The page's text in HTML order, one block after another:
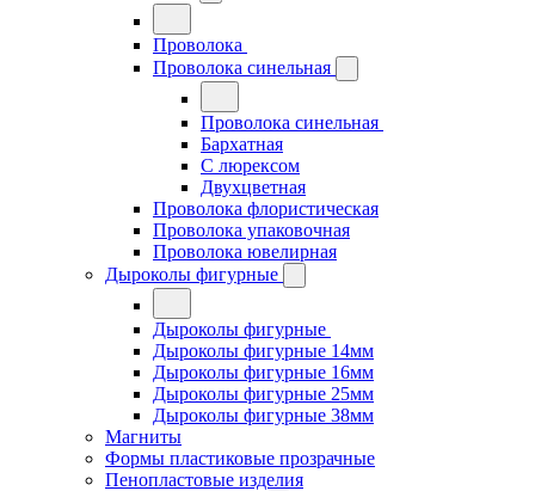
Проволока
Проволока синельная
Проволока синельная
Бархатная
С люрексом
Двухцветная
Проволока флористическая
Проволока упаковочная
Проволока ювелирная
Дыроколы фигурные
Дыроколы фигурные
Дыроколы фигурные 14мм
Дыроколы фигурные 16мм
Дыроколы фигурные 25мм
Дыроколы фигурные 38мм
Магниты
Формы пластиковые прозрачные
Пенопластовые изделия